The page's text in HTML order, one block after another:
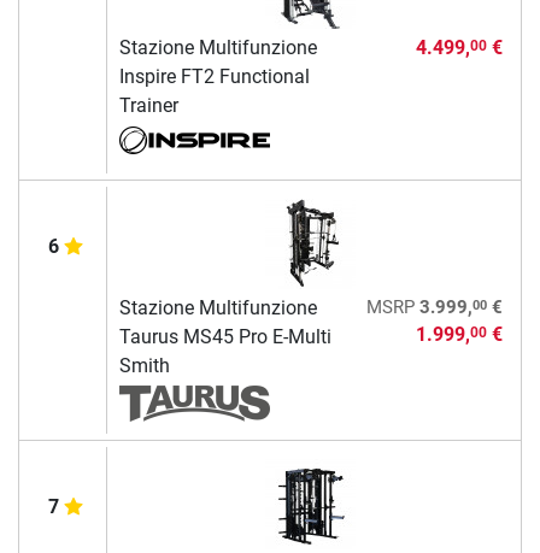
Stazione Multifunzione
Inspire FT2 Functional
Trainer
4.499,00€
6
Stazione Multifunzione
Taurus MS45 Pro E-Multi
Smith
MSRP 3.999,00€
1.999,00€
7